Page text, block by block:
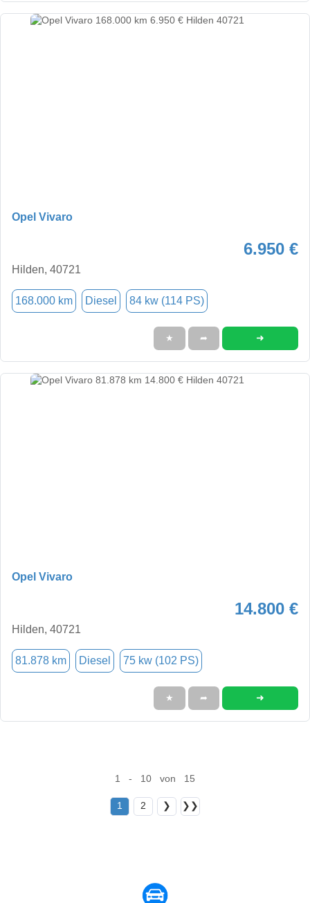
Opel Vivaro
6.950 €
Hilden, 40721
168.000 km Diesel 84 kw (114 PS)
★ ➦ ➜
Opel Vivaro
14.800 €
Hilden, 40721
81.878 km Diesel 75 kw (102 PS)
★ ➦ ➜
1 - 10 von 15
1 2 ❯ ❯❯